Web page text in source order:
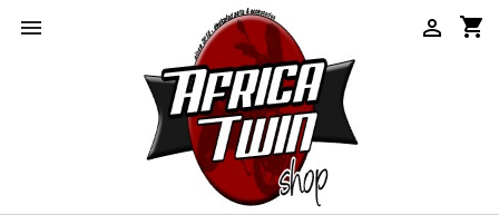
 shopping_cart
